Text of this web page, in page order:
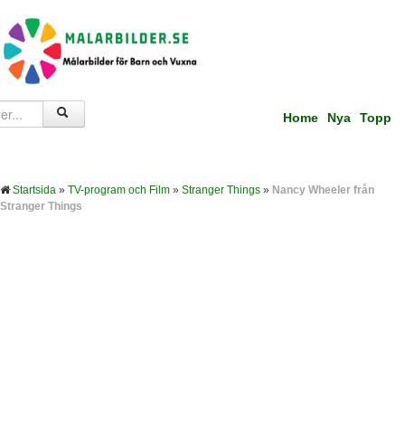
Home Nya Topp
Startsida » TV-program och Film » Stranger Things » Nancy Wheeler från
Stranger Things